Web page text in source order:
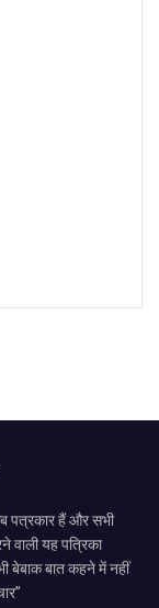
पत्रकार हैं और सभी
वाली यह पत्रिका
बेबाक बात कहने में नहीं